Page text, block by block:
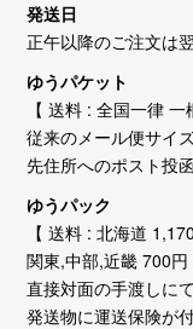
発送日
正午以降のご注文は
ゆうパケット
【 送料 : 全国一律 一
従来のメール便サイ
先住所へのポスト投
ゆうパック
【 送料 : 北海道
関東,中部,近畿 700円
直接対面の手渡しに
発送物に運送保険が